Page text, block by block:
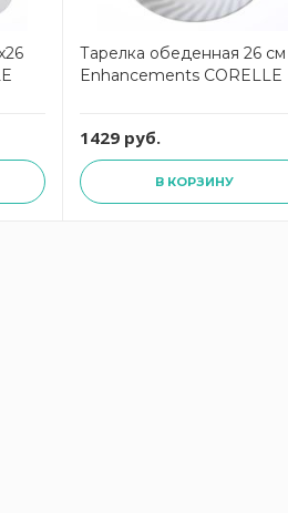
Тарелка обеденная 26 см
Enhancements CORELLE
1429 руб.
В КОРЗИНУ